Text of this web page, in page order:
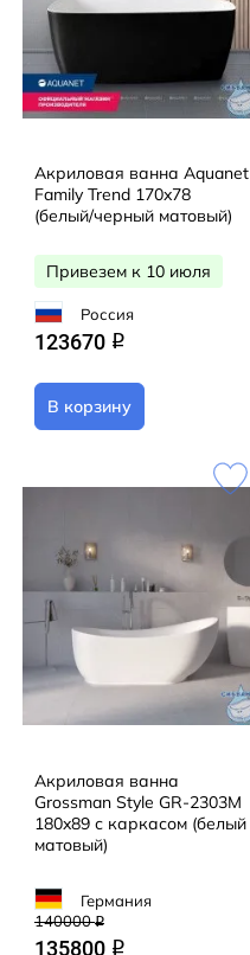
Акриловая ванна Aquanet
Family Trend 170x78
(белый/черный матовый)
Привезем к 10 июля
Россия
123670 q
В корзину
Акриловая ванна
Grossman Style GR-2303M
180x89 с каркасом (белый
матовый)
Германия
140000q
135800 q